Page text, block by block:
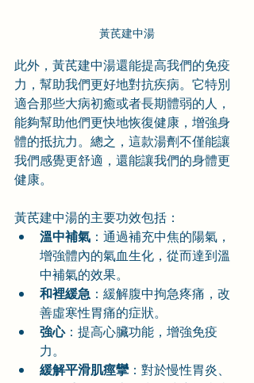
黃芪建中湯
此外，黃芪建中湯還能提高我們的免疫
力，幫助我們更好地對抗疾病。它特別
適合那些大病初癒或者長期體弱的人，
能夠幫助他們更快地恢復健康，增強身
體的抵抗力。總之，這款湯劑不僅能讓
我們感覺更舒適，還能讓我們的身體更
健康。
黃芪建中湯的主要功效包括：
溫中補氣 ：通過補充中焦的陽氣，
增強體內的氣血生化，從而達到溫
中補氣的效果。
和裡緩急：緩解腹中拘急疼痛，改
善虛寒性胃痛的症狀。
強心：提高心臟功能，增強免疫
力。
緩解平滑肌痙攣：對於慢性胃炎、